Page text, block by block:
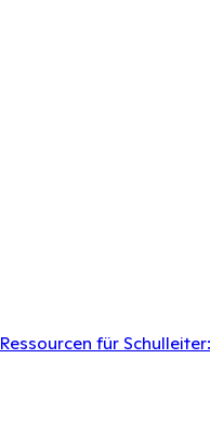
Ressourcen für